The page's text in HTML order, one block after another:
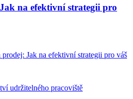
na efektivní strategii pro
Jak na efektivní strategii pro váš